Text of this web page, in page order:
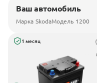
Ваш автомобиль
Марка SkodaМодель 1200
1 месяц